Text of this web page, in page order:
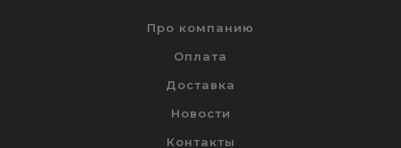
Про компанию
Оплата
Доставка
Новости
Контакты